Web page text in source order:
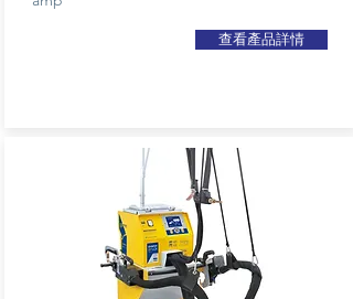
查看產品詳情